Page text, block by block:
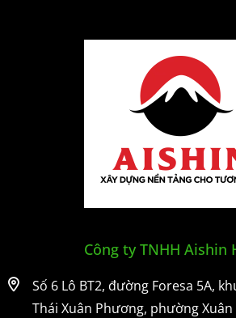
Công ty TNHH Aishin
Số 6 Lô BT2, đường Foresa 5A,
Thái Xuân Phương, phường